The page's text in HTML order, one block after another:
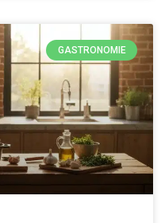
GASTRONOMIE